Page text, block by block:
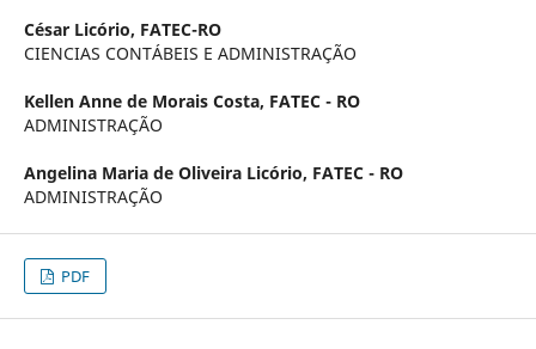
César Licório, FATEC-RO
CIENCIAS CONTÁBEIS E ADMINISTRAÇÃO
Kellen Anne de Morais Costa, FATEC - RO
ADMINISTRAÇÃO
Angelina Maria de Oliveira Licório, FATEC - RO
ADMINISTRAÇÃO
PDF